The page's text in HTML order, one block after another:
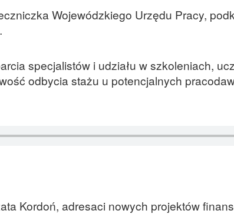
Wojewódzkiego Urzędu Pracy,
specjalistów i udziału w szkoleniach,
odbycia stażu u potencjalnych
Kordoń, adresaci nowych projektów